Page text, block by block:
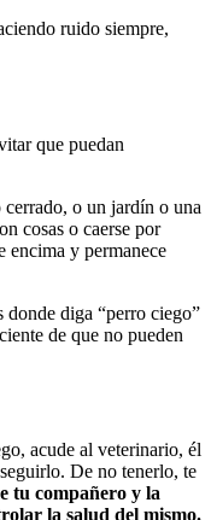
ruido siempre,
que puedan
o un jardín o una
cosas o caerse por
encima y permanece
donde diga “perro ciego”
de que no pueden
acude al veterinario, él
De no tenerlo, te
tu compañero y la
la salud del mismo.